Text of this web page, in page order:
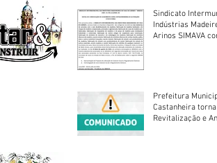
Sindicato
Indústrias
Arinos SIMAVA convoca à
Prefeitura
Castanheira
Revitalização e